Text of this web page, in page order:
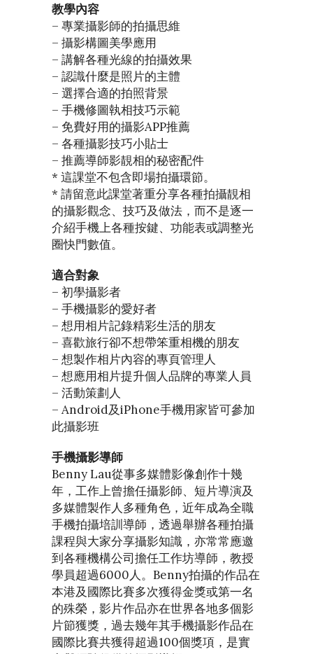
教學內容
– 專業攝影師的拍攝思維
– 攝影構圖美學應用
– 講解各種光線的拍攝效果
– 認識什麼是照片的主體
– 選擇合適的拍照背景
– 手機修圖執相技巧示範
– 免費好用的攝影APP推薦
– 各種攝影技巧小貼士
– 推薦導師影靚相的秘密配件
* 這課堂不包含即場拍攝環節。
* 請留意此課堂著重分享各種拍攝靚相
的攝影觀念、技巧及做法，而不是逐一
介紹手機上各種按鍵、功能表或調整光
圈快門數值。
適合對象
– 初學攝影者
– 手機攝影的愛好者
– 想用相片記錄精彩生活的朋友
– 喜歡旅行卻不想帶笨重相機的朋友
– 想製作相片內容的專頁管理人
– 想應用相片提升個人品牌的專業人員
– 活動策劃人
– Android及iPhone手機用家皆可參加
此攝影班
手機攝影導師
Benny Lau從事多媒體影像創作十幾
年，工作上曾擔任攝影師、短片導演及
多媒體製作人多種角色，近年成為全職
手機拍攝培訓導師，透過舉辦各種拍攝
課程與大家分享攝影知識，亦常常應邀
到各種機構公司擔任工作坊導師，教授
學員超過6000人。Benny拍攝的作品在
本港及國際比賽多次獲得金獎或第一名
的殊榮，影片作品亦在世界各地多個影
片節獲獎，過去幾年其手機攝影作品在
國際比賽共獲得超過100個獎項，是實